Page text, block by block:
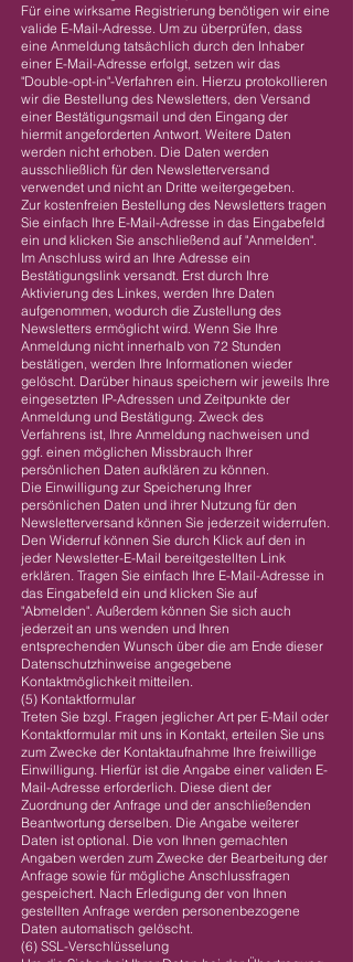
Für eine wirksame Registrierung benötigen wir eine
valide E-Mail-Adresse. Um zu überprüfen, dass
eine Anmeldung tatsächlich durch den Inhaber
einer E-Mail-Adresse erfolgt, setzen wir das
"Double-opt-in"-Verfahren ein. Hierzu protokollieren
wir die Bestellung des Newsletters, den Versand
einer Bestätigungsmail und den Eingang der
hiermit angeforderten Antwort. Weitere Daten
werden nicht erhoben. Die Daten werden
ausschließlich für den Newsletterversand
verwendet und nicht an Dritte weitergegeben.
Zur kostenfreien Bestellung des Newsletters tragen
Sie einfach Ihre E-Mail-Adresse in das Eingabefeld
ein und klicken Sie anschließend auf "Anmelden".
Im Anschluss wird an Ihre Adresse ein
Bestätigungslink versandt. Erst durch Ihre
Aktivierung des Linkes, werden Ihre Daten
aufgenommen, wodurch die Zustellung des
Newsletters ermöglicht wird. Wenn Sie Ihre
Anmeldung nicht innerhalb von 72 Stunden
bestätigen, werden Ihre Informationen wieder
gelöscht. Darüber hinaus speichern wir jeweils Ihre
eingesetzten IP-Adressen und Zeitpunkte der
Anmeldung und Bestätigung. Zweck des
Verfahrens ist, Ihre Anmeldung nachweisen und
ggf. einen möglichen Missbrauch Ihrer
persönlichen Daten aufklären zu können.
Die Einwilligung zur Speicherung Ihrer
persönlichen Daten und ihrer Nutzung für den
Newsletterversand können Sie jederzeit widerrufen.
Den Widerruf können Sie durch Klick auf den in
jeder Newsletter-E-Mail bereitgestellten Link
erklären. Tragen Sie einfach Ihre E-Mail-Adresse in
das Eingabefeld ein und klicken Sie auf
"Abmelden". Außerdem können Sie sich auch
jederzeit an uns wenden und Ihren
entsprechenden Wunsch über die am Ende dieser
Datenschutzhinweise angegebene
Kontaktmöglichkeit mitteilen.
(5) Kontaktformular
Treten Sie bzgl. Fragen jeglicher Art per E-Mail oder
Kontaktformular mit uns in Kontakt, erteilen Sie uns
zum Zwecke der Kontaktaufnahme Ihre freiwillige
Einwilligung. Hierfür ist die Angabe einer validen E-
Mail-Adresse erforderlich. Diese dient der
Zuordnung der Anfrage und der anschließenden
Beantwortung derselben. Die Angabe weiterer
Daten ist optional. Die von Ihnen gemachten
Angaben werden zum Zwecke der Bearbeitung der
Anfrage sowie für mögliche Anschlussfragen
gespeichert. Nach Erledigung der von Ihnen
gestellten Anfrage werden personenbezogene
Daten automatisch gelöscht.
(6) SSL-Verschlüsselung